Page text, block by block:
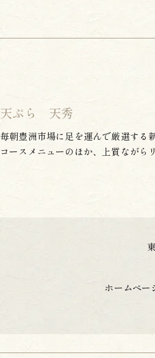
天ぷら 天秀
毎朝豊洲市場に足を運んで厳選する
コースメニューのほか、上質ながら
ホームペー